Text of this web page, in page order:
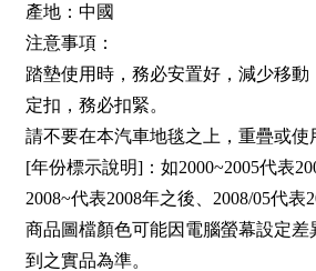
產地：中國
注意事項：
踏墊使用時，務必安置好，減少移動
定扣，務必扣緊。
請不要在本汽車地毯之上，重疊或使
[年份標示說明]：如2000~2005代表
2008~代表2008年之後、2008/05代表
商品圖檔顏色可能因電腦螢幕設定差
到之實品為準。